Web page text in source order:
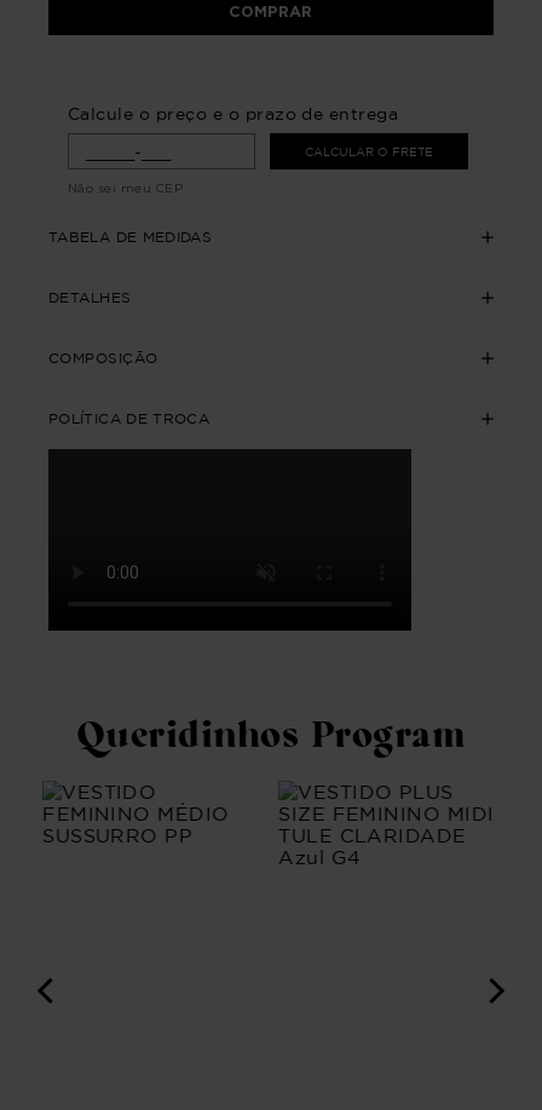
COMPRAR
Calcule o preço e o prazo de entrega
CALCULAR O FRETE
Não sei meu CEP
TABELA DE MEDIDAS
DETALHES
COMPOSIÇÃO
POLÍTICA DE TROCA
Queridinhos Program